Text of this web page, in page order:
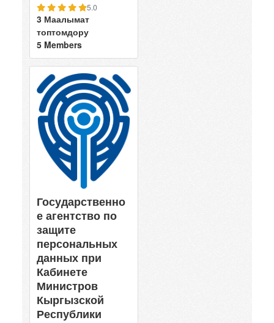
5.0
3 Маалымат
топтомдору
5 Members
Государственно
е агентство по
защите
персональных
данных при
Кабинете
Министров
Кыргызской
Республики